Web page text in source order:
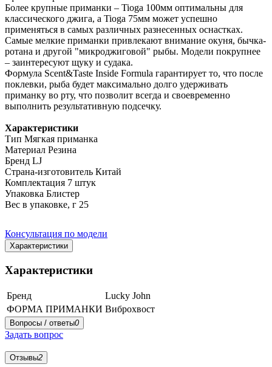
Более крупные приманки – Tioga 100мм оптимальны для
классического джига, а Tioga 75мм может успешно
применяться в самых различных разнесенных оснастках.
Самые мелкие приманки привлекают внимание окуня, бычка-
ротана и другой "микроджиговой" рыбы. Модели покрупнее
– заинтересуют щуку и судака.
Формула Scent&Taste Inside Formula гарантирует то, что после
поклевки, рыба будет максимально долго удерживать
приманку во рту, что позволит всегда и своевременно
выполнить результативную подсечку.
Характеристики
Тип Мягкая приманка
Материал Резина
Бренд LJ
Страна-изготовитель Китай
Комплектация 7 штук
Упаковка Блистер
Вес в упаковке, г 25
Консультация по модели
Характеристики
Характеристики
Бренд
Lucky John
ФОРМА ПРИМАНКИ Виброхвост
Вопросы / ответы0
Задать вопрос
Отзывы2